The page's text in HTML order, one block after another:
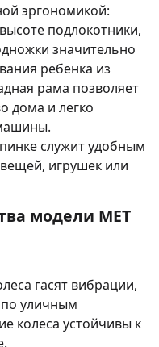
эргономикой:
подлокотники,
значительно
ребенка из
рама позволяет
дома и легко
служит удобным
игрушек или
модели MET
гасят вибрации,
уличным
колеса устойчивы к